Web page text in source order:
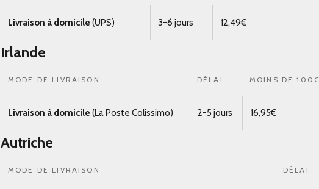
Livraison à domicile (UPS) 3-6 jours 12,49€
Irlande
MODE DE LIVRAISON DÉLAI MOINS DE 100€
Livraison à domicile (La Poste Colissimo) 2-5 jours 16,95€
Autriche
MODE DE LIVRAISON DÉLAI